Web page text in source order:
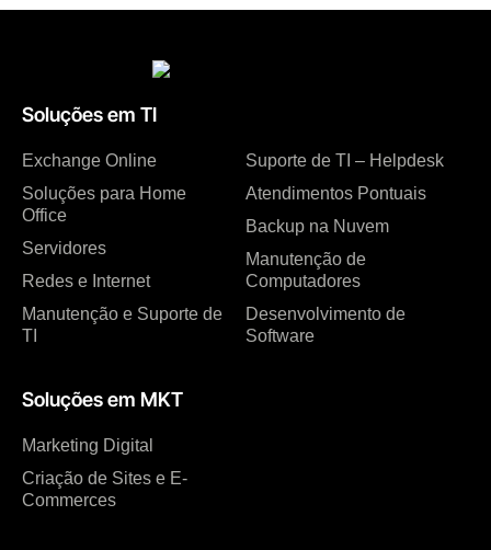
Soluções em TI
Exchange Online
Soluções para Home
Office
Servidores
Redes e Internet
Manutenção e Suporte de
TI
Suporte de TI – Helpdesk
Atendimentos Pontuais
Backup na Nuvem
Manutenção de
Computadores
Desenvolvimento de
Software
Soluções em MKT
Marketing Digital
Criação de Sites e E-
Commerces